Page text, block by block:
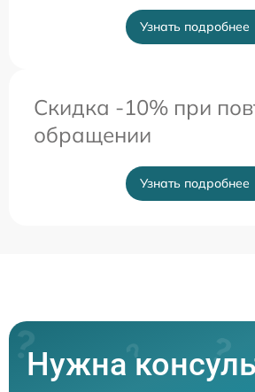
Узнать подробнее
Скидка -10% при
обращении
Узнать подробнее
Нужна